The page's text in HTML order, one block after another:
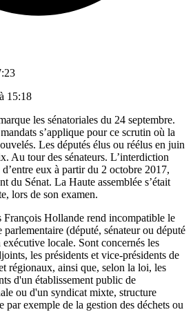
15:18
les sénatoriales du 24 septembre.
s’applique pour ce scrutin où la
Les députés élus ou réélus en juin
Au tour des sénateurs. L’interdiction
d’entre eux à partir du 2 octobre 2017,
du Sénat. La Haute assemblée s’était
lors de son examen.
François Hollande rend incompatible le
(député, sénateur ou député
locale. Sont concernés les
les présidents et vice-présidents de
régionaux, ainsi que, selon la loi, les
d'un établissement public de
ou d'un syndicat mixte, structure
par exemple de la gestion des déchets ou